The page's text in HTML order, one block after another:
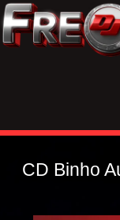
CD Binho